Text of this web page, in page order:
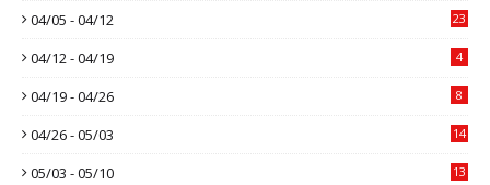
04/05 - 04/12 23
04/12 - 04/19 4
04/19 - 04/26 8
04/26 - 05/03 14
05/03 - 05/10 13